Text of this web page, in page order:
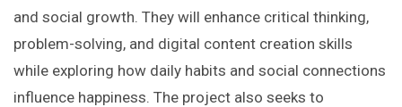
and social growth. They will enhance critical thinking,
problem-solving, and digital content creation skills
while exploring how daily habits and social connections
influence happiness. The project also seeks to